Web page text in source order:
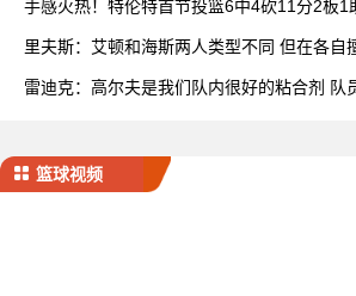
手感火热！特伦特首节投篮6中4砍11分2板1
里夫斯：艾顿和海斯两人类型不同 但在各自
雷迪克：高尔夫是我们队内很好的粘合剂 队
篮球视频